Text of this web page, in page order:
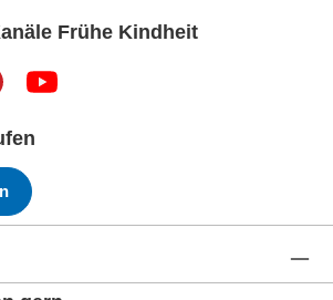
Frühe Kindheit